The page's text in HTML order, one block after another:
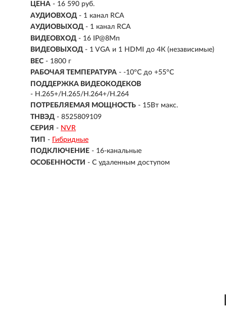
ЦЕНА - 16 590 руб.
АУДИОВХОД - 1 канал RCA
АУДИОВЫХОД - 1 канал RCA
ВИДЕОВХОД - 16 IP@8Мп
ВИДЕОВЫХОД - 1 VGA и 1 HDMI до 4К (независимые)
ВЕС - 1800 г
РАБОЧАЯ ТЕМПЕРАТУРА - -10°C до +55°C
ПОДДЕРЖКА ВИДЕОКОДЕКОВ
- H.265+/H.265/H.264+/H.264
ПОТРЕБЛЯЕМАЯ МОЩНОСТЬ - 15Вт макс.
ТНВЭД - 8525809109
СЕРИЯ - NVR
ТИП - Гибридные
ПОДКЛЮЧЕНИЕ - 16-канальные
ОСОБЕННОСТИ - С удаленным доступом